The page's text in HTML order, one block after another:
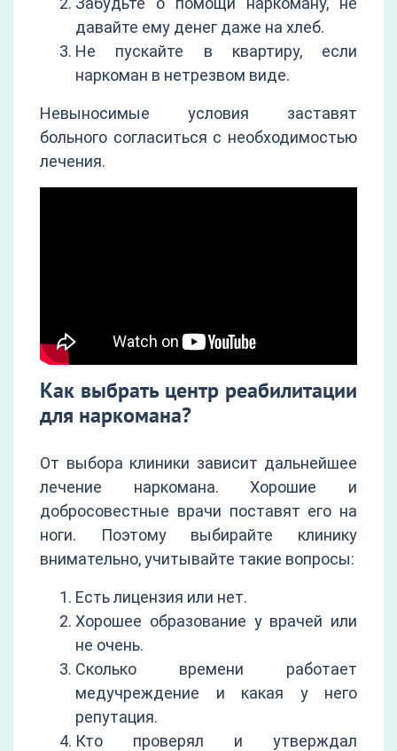
давайте ему денег даже на хлеб.
Не пускайте в квартиру, если
наркоман в нетрезвом виде.
Невыносимые условия заставят
больного согласиться с необходимостью
лечения.
Как выбрать центр реабилитации
для наркомана?
От выбора клиники зависит дальнейшее
лечение наркомана. Хорошие и
добросовестные врачи поставят его на
ноги. Поэтому выбирайте клинику
внимательно, учитывайте такие вопросы:
Есть лицензия или нет.
Хорошее образование у врачей или
не очень.
Сколько времени работает
медучреждение и какая у него
репутация.
Кто проверял и утверждал